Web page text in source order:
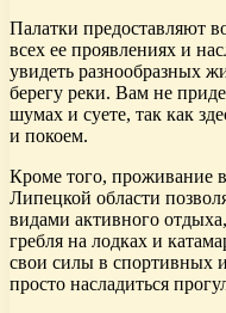
Палатки предоставляют
всех ее проявлениях и
увидеть разнообразных
берегу реки. Вам не
шумах и суете, так как
и покоем.
Кроме того, проживание
Липецкой области
видами активного
гребля на лодках и
свои силы в спортивных
просто насладиться